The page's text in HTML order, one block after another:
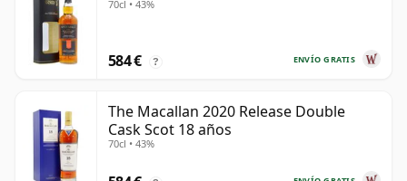
70cl • 43%
ENVÍO GRATIS
584 € ?
The Macallan 2020 Release Double
Cask Scot 18 años
70cl • 43%